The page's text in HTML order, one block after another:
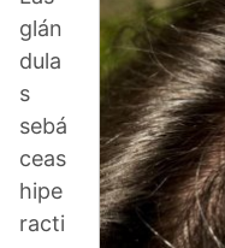
glán
dula
s
sebá
ceas
hipe
racti